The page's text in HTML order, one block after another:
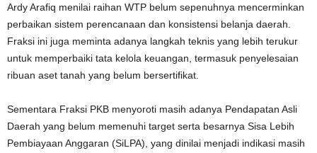
Ardy Arafiq menilai raihan WTP belum sepenuhnya mencerminkan
perbaikan sistem perencanaan dan konsistensi belanja daerah.
Fraksi ini juga meminta adanya langkah teknis yang lebih terukur
untuk memperbaiki tata kelola keuangan, termasuk penyelesaian
ribuan aset tanah yang belum bersertifikat.
Sementara Fraksi PKB menyoroti masih adanya Pendapatan Asli
Daerah yang belum memenuhi target serta besarnya Sisa Lebih
Pembiayaan Anggaran (SiLPA), yang dinilai menjadi indikasi masih